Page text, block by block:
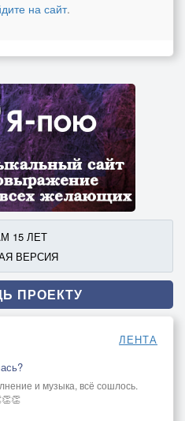
на сайт.
15 ЛЕТ
ВЕРСИЯ
ПРОЕКТУ
ЛЕНТА
и музыка, всё сошлось.